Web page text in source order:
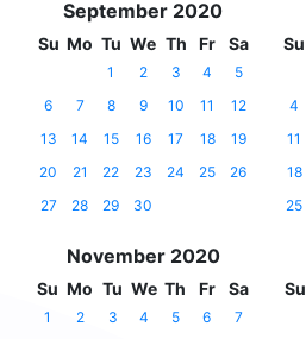
September 2020
Su Mo Tu We Th Fr Sa
1 2 3 4
5
6
7 8 9 10 11
12
13
14 15 16 17 18
19
20
21 22 23 24 25
26
27
28 29 30
Su
4
11
18
25
November 2020
Su Mo Tu We Th Fr Sa
1 2 3 4 5 6
7
Su